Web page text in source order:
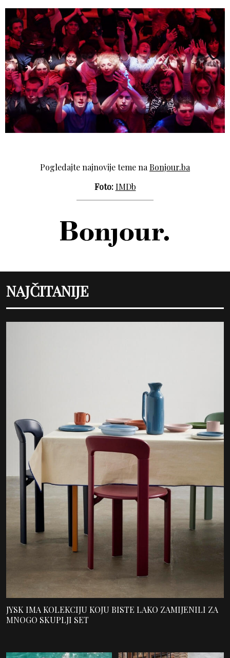
Pogledajte najnovije teme na Bonjour.ba
Foto: IMDb
NAJČITANIJE
JYSK IMA KOLEKCIJU KOJU BISTE LAKO ZAMIJENILI ZA
MNOGO SKUPLJI SET